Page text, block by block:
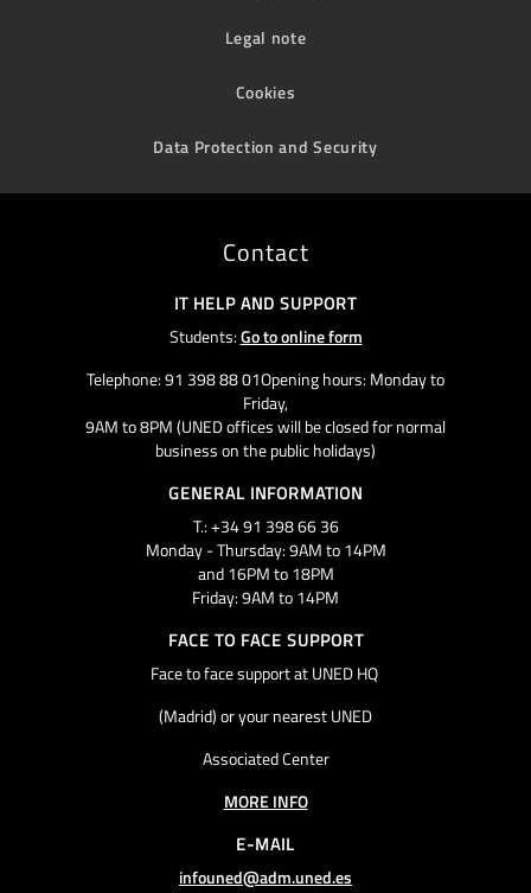
Legal note
Cookies
Data Protection and Security
Contact
IT HELP AND SUPPORT
Students:Go to online form
Telephone: 91 398 88 01Opening hours: Monday to
Friday,
9AM to 8PM (UNED offices will be closed for normal
business on the public holidays)
GENERAL INFORMATION
T.: +34 91 398 66 36
Monday - Thursday: 9AM to 14PM
and 16PM to 18PM
Friday: 9AM to 14PM
FACE TO FACE SUPPORT
Face to face support at UNED HQ
(Madrid) or your nearest UNED
Associated Center
MORE INFO
E-MAIL
infouned@adm.uned.es